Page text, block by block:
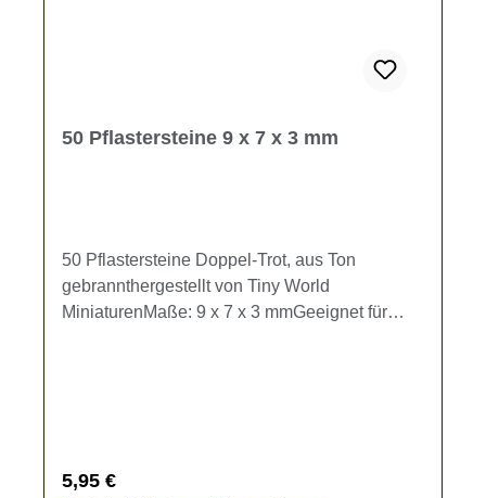
50 Pflastersteine 9 x 7 x 3 mm
50 Pflastersteine Doppel-Trot, aus Ton
gebrannthergestellt von Tiny World
MiniaturenMaße: 9 x 7 x 3 mmGeeignet für
Regulärer Preis:
5,95 €